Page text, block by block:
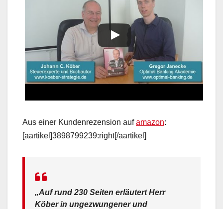
Aus einer Kundenrezension aufamazon:
[aartikel]3898799239:right[/aartikel]
„Auf rund 230 Seiten erläutert Herr
Köber in ungezwungener und